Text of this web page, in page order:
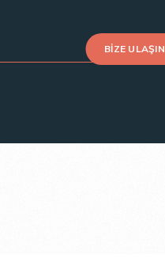
BIZE ULAŞIN